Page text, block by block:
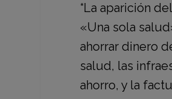
“La aparición
«Una sola
ahorrar dinero
salud, las
ahorro, y la